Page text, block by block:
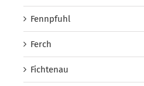
Fennpfuhl
Ferch
Fichtenau